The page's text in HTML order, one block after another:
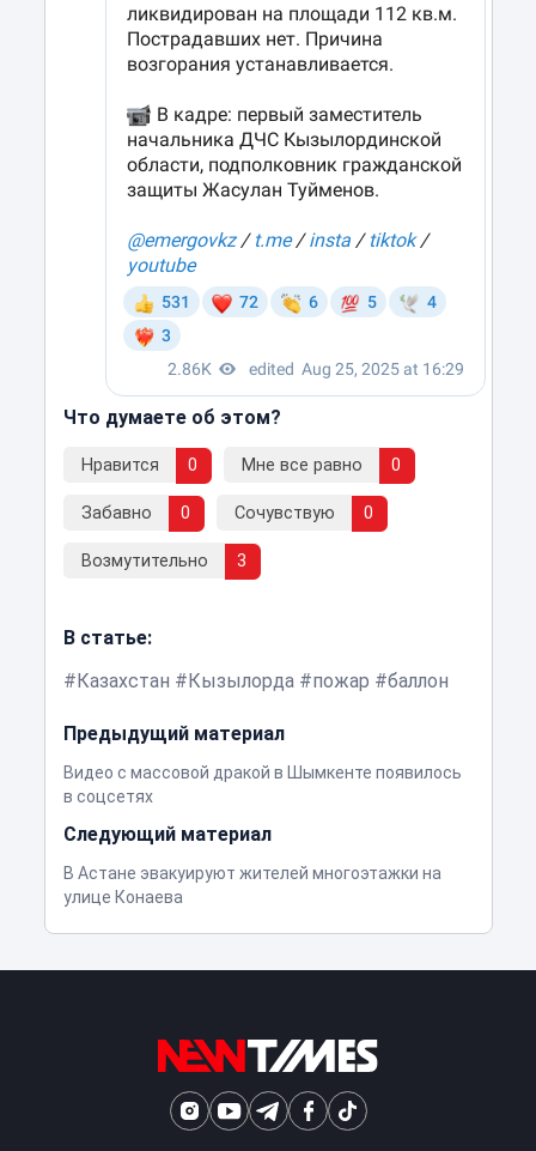
Что думаете об этом?
Нравится 0 Мне все равно 0
Забавно 0 Сочувствую 0
Возмутительно 3
В статье:
Казахстан
Кызылорда пожар баллон
Предыдущий материал
Видео с массовой дракой в Шымкенте появилось
в соцсетях
Следующий материал
В Астане эвакуируют жителей многоэтажки на
улице Конаева